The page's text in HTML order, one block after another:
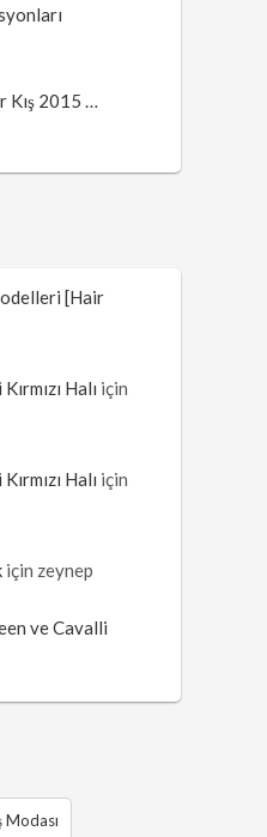
Kış 2015 …
[Hair
Halı için
Halı için
için zeynep
ve Cavalli
Modası